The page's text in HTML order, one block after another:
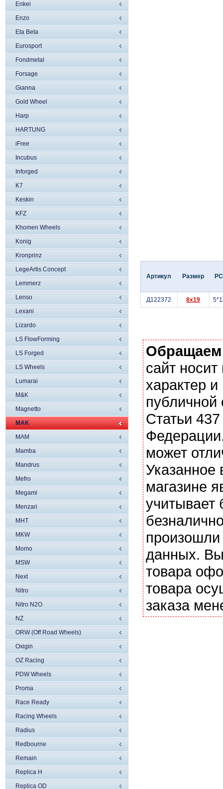
Enkei
Enzo
Eta Beta
Eurosport
Fondmetal
Forsage
Gianna
Gold Wheel
Harp
HARTUNG
iFree
Incubus
Inforged
K7
Keskin
KFZ
Khomen Wheels
Konig
Kronprinz
LegeArtis Concept
Lemmerz
Lenso
Lexani
Lizardo
LS FlowForming
LS Forged
LS Wheels
Lumarai
M&K
Magnetto
MAK
MAM
Mamba
Mandrus
Mefro
Megami
Menzari
MHT
MKW
Momo
MSW
Next
Nitro
Nitro N2O
NZ
ORW (Off Road Wheels)
Oxigin
OZ Racing
PDW Wheels
Proma
Race Ready
Racing Wheels
Radius
Redbourne
Remain
Replica H
Replica OD
Артикул Размер
Д122372 8x19
сайт
характер
Статьи
может
магазине
учитывает
данных. Вы
товара
товара
заказа